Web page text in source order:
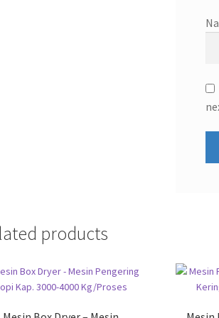
products